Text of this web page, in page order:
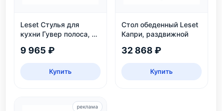
Leset Стулья для
кухни Гувер полоса, 2
9 965 ₽
Купить
Стол обеденный Leset
Капри, раздвижной
32 868 ₽
Купить
реклама